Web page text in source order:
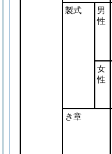
製式
男
性
女
性
き章